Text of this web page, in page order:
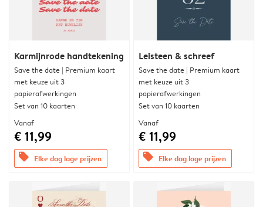
Karmijnrode handtekening
Save the date | Premium kaart
met keuze uit 3
papierafwerkingen
Set van 10 kaarten
Vanaf
€ 11,99
offers Elke dag lage prijzen
Leisteen & schreef
Save the date | Premium kaart
met keuze uit 3
papierafwerkingen
Set van 10 kaarten
Vanaf
€ 11,99
offers Elke dag lage prijzen